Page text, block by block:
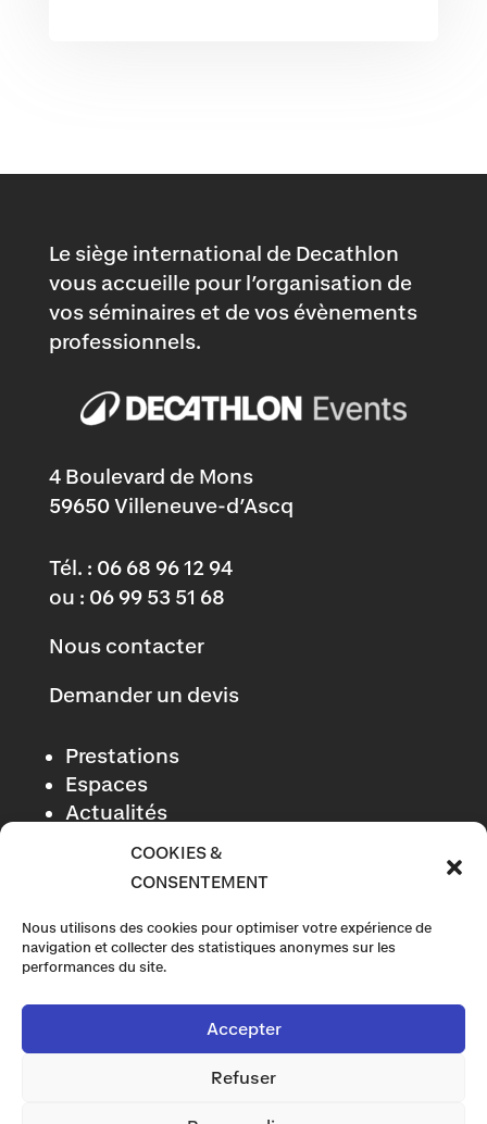
COOKIES &
CONSENTEMENT
Nous utilisons des cookies pour optimiser votre expérience de
navigation et collecter des statistiques anonymes sur les
performances du site.
Accepter
Refuser
Le siège international de Decathlon
vous accueille pour l’organisation de
vos séminaires et de vos évènements
professionnels.
4 Boulevard de Mons
59650 Villeneuve-d’Ascq
Tél. : 06 68 96 12 94
ou : 06 99 53 51 68
Nous contacter
Demander un devis
Prestations
Espaces
Actualités
Suivez-nous sur Linkedin
